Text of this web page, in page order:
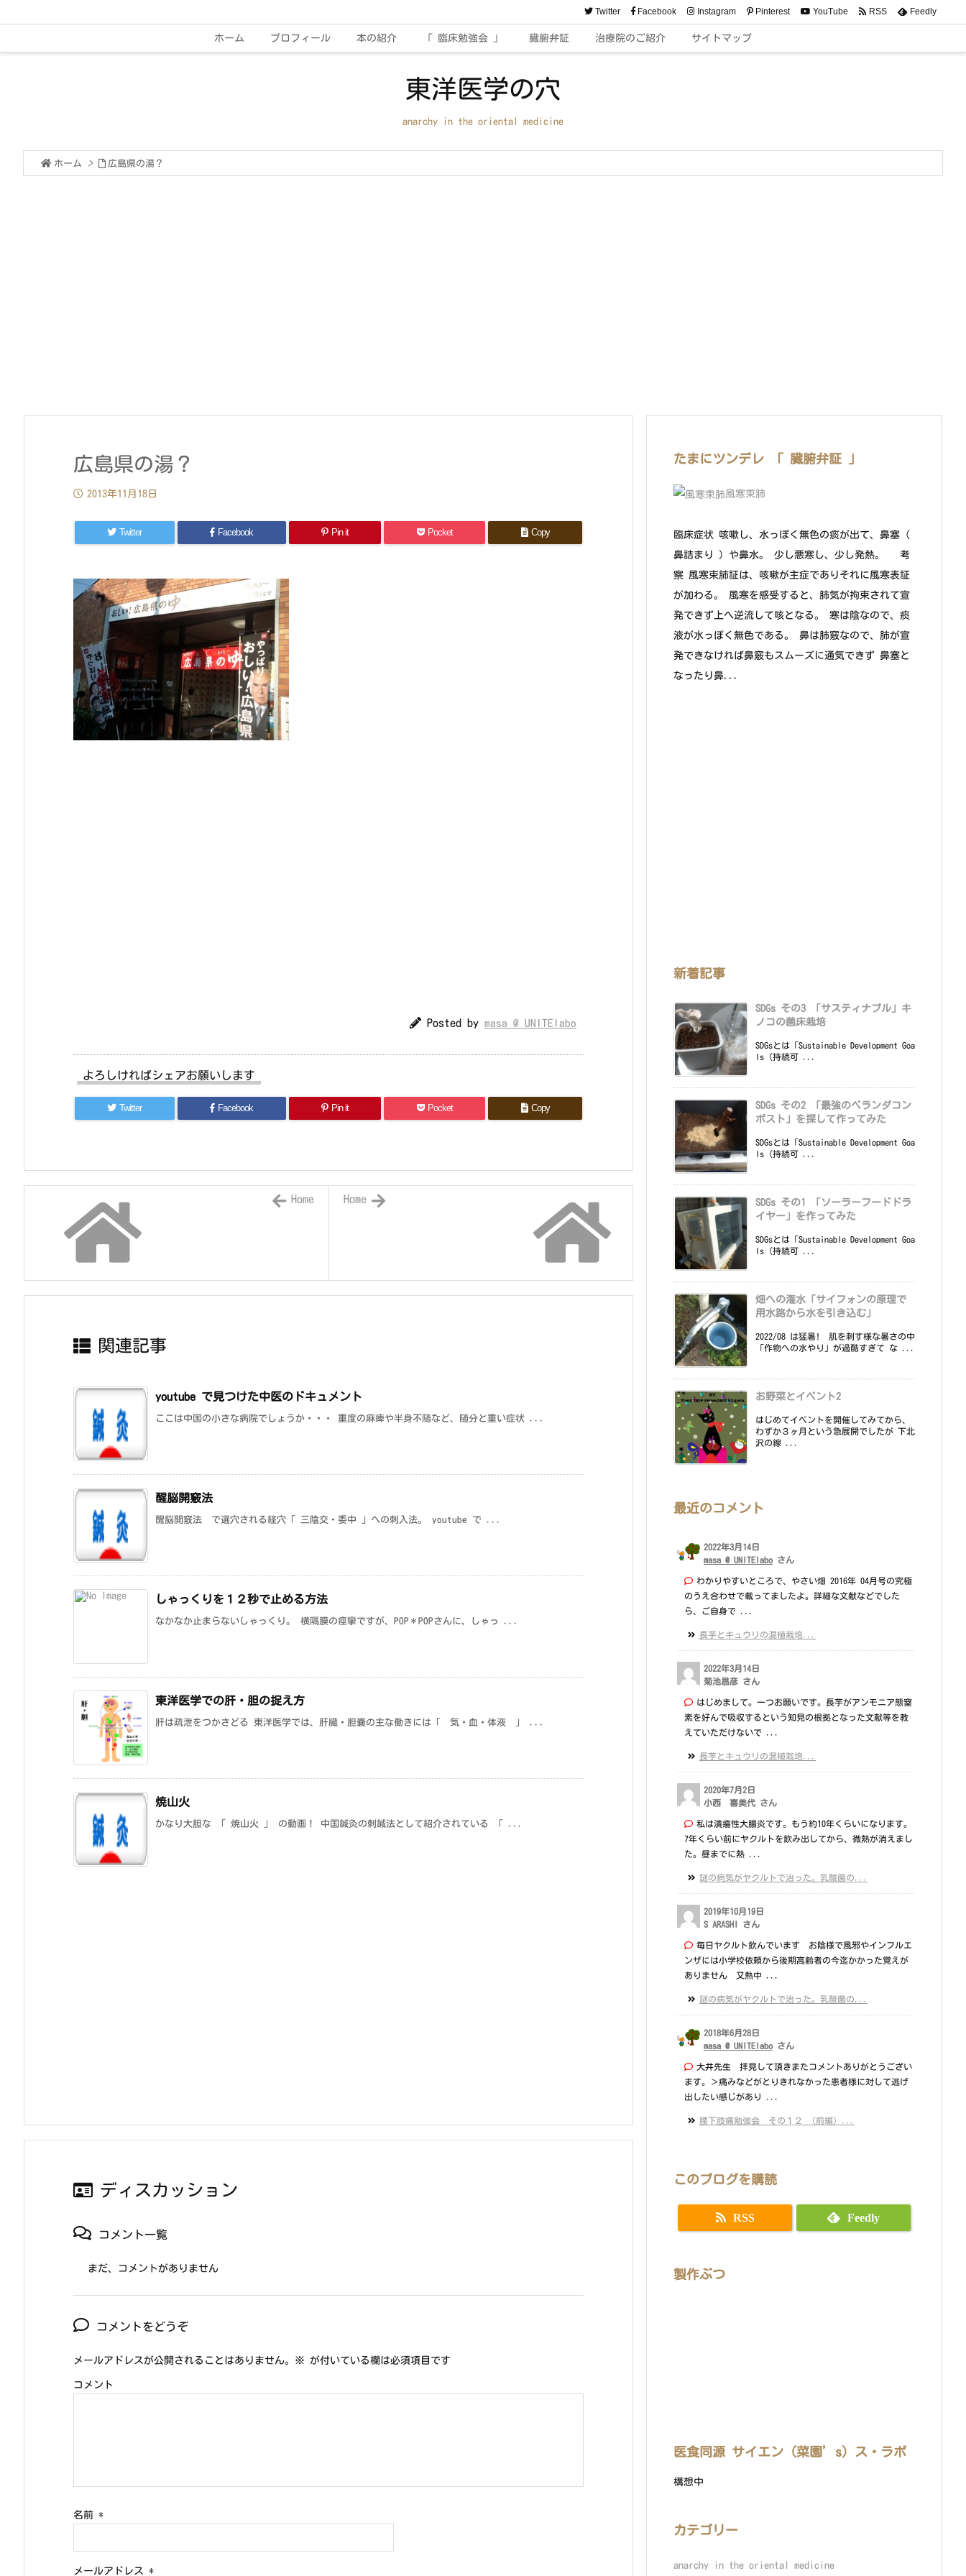
ホーム プロフィール 本の紹介 「 臨床勉強会 」 臓腑弁証 治療院のご紹介 サイトマップ
Twitter Facebook Instagram Pinterest YouTube RSS Feedly
東洋医学の穴
anarchy in the oriental medicine
ホーム > 広島県の湯？
広島県の湯？
2013年11月18日
Twitter Facebook Pin it Pocket Copy
Posted by masa @ UNITElabo
よろしければシェアお願いします
Twitter Facebook Pin it Pocket Copy
Home
Home
関連記事
youtube で見つけた中医のドキュメント
ここは中国の小さな病院でしょうか・・・ 重度の麻痺や半身不随など、随分と重い症状 ...
醒脳開竅法
醒脳開竅法 で選穴される経穴「 三陰交・委中 」への刺入法。 youtube で ...
しゃっくりを１２秒で止める方法
なかなか止まらないしゃっくり。 横隔膜の痙攣ですが、POP＊POPさんに、しゃっ ...
東洋医学での肝・胆の捉え方
肝は疏泄をつかさどる 東洋医学では、肝臓・胆嚢の主な働きには「 気・血・体液 」 ...
焼山火
かなり大胆な 「 焼山火 」 の動画！ 中国鍼灸の刺鍼法として紹介されている 「 ...
ディスカッション
コメント一覧
まだ、コメントがありません
コメントをどうぞ
メールアドレスが公開されることはありません。 ※ が付いている欄は必須項目です
コメント
名前 *
メールアドレス *
たまにツンデレ 「 臓腑弁証 」
風寒束肺
臨床症状 咳嗽し、水っぽく無色の痰が出て、鼻塞 (
鼻詰まり ) や鼻水。 少し悪寒し、少し発熱。 考
察 風寒束肺証は、咳嗽が主症でありそれに風寒表証
が加わる。 風寒を感受すると、肺気が拘束されて宣
発できず上へ逆流して咳となる。 寒は陰なので、痰
液が水っぽく無色である。 鼻は肺竅なので、肺が宣
発できなければ鼻竅もスムーズに通気できず 鼻塞と
なったり鼻...
新着記事
SDGs その3 「サスティナブル」キ
ノコの菌床栽培
SDGsとは「Sustainable Development Goa
ls（持続可 ...
SDGs その2 「最強のベランダコン
ポスト」を探して作ってみた
SDGsとは「Sustainable Development Goa
ls（持続可 ...
SDGs その1 「ソーラーフードドラ
イヤー」を作ってみた
SDGsとは「Sustainable Development Goa
ls（持続可 ...
畑への潅水「サイフォンの原理で
用水路から水を引き込む」
2022/08 は猛暑! 肌を刺す様な暑さの中
「作物への水やり」が過酷すぎて な ...
お野菜とイベント2
はじめてイベントを開催してみてから、
わずか３ヶ月という急展開でしたが 下北
沢の線 ...
最近のコメント
2022年3月14日
masa @ UNITElabo さん
わかりやすいところで、やさい畑 2016年 04月号の究極
のうえ合わせで載ってましたよ。詳細な文献などでした
ら、ご自身で ...
長芋とキュウリの混植栽培...
2022年3月14日
菊池昌彦 さん
はじめまして。一つお願いです。長芋がアンモニア態窒
素を好んで吸収するという知見の根拠となった文献等を教
えていただけないで ...
長芋とキュウリの混植栽培...
2020年7月2日
小西 喜美代 さん
私は潰瘍性大腸炎です。もう約10年くらいになります。
7年くらい前にヤクルトを飲み出してから、微熱が消えまし
た。昼までに熱 ...
謎の病気がヤクルトで治った。乳酸菌の...
2019年10月19日
S ARASHI さん
毎日ヤクルト飲んでいます お陰様で風邪やインフルエ
ンザには小学校依頼から後期高齢者の今迄かかった覚えが
ありません 又熱中 ...
謎の病気がヤクルトで治った。乳酸菌の...
2018年6月28日
masa @ UNITElabo さん
大井先生 拝見して頂きまたコメントありがとうござい
ます。＞痛みなどがとりきれなかった患者様に対して逃げ
出したい感じがあり ...
腰下肢痛勉強会 その１２ （前編）...
このブログを購読
RSS Feedly
製作ぶつ
医食同源 サイエン（菜園’s）ス・ラボ
構想中
カテゴリー
anarchy in the oriental medicine